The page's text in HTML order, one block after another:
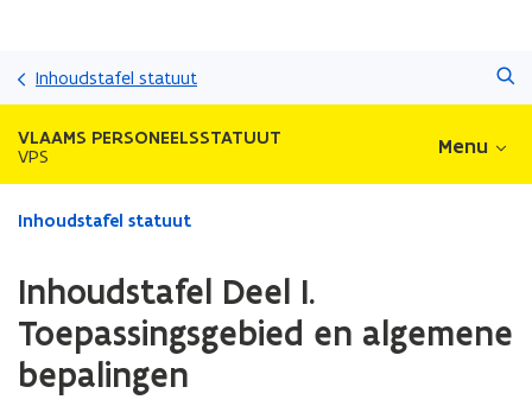
Inhoudstafel statuut
VLAAMS PERSONEELSSTATUUT
VPS Menu
Gedaan
bevindt
zich
op:
Inhoudstafel
Inhoudstafel statuut
Inhoudstafel Deel I.
Toepassingsgebied en algemene
bepalingen